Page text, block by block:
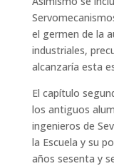
el germen de la
industriales,
alcanzaría esta
El capítulo
los antiguos
ingenieros de
la Escuela y su
años sesenta y